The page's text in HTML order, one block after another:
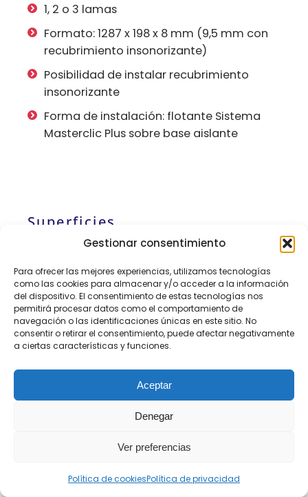
Gestionar consentimiento
Para ofrecer las mejores experiencias, utilizamos tecnologías
como las cookies para almacenar y/o acceder a la información
del dispositivo. El consentimiento de estas tecnologías nos
permitirá procesar datos como el comportamiento de
navegación o las identificaciones únicas en este sitio. No
consentir o retirar el consentimiento, puede afectar negativamente
a ciertas características y funciones.
Aceptar
Denegar
Ver preferencias
Política de cookiesPolítica de privacidad
1, 2 o 3 lamas
Formato: 1287 x 198 x 8 mm (9,5 mm con
recubrimiento insonorizante)
Posibilidad de instalar recubrimiento
insonorizante
Forma de instalación: flotante Sistema
Masterclic Plus sobre base aislante
Superficies
de 1 lama
Alerce
Blanco
Lama Lc200
Lama Lc200
Roble Cafe
Con Leche
Lc200
Lama Lc200
Agrietado
Lama Lc200
Lama Lc200